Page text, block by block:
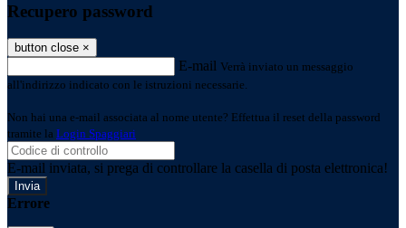
Recupero password
button close ×
E-mail Verrà inviato un messaggio
all'indirizzo indicato con le istruzioni necessarie.
Non hai una e-mail associata al nome utente? Effettua il reset della password
tramite la Login Spaggiari
E-mail inviata, si prega di controllare la casella di posta elettronica!
Errore